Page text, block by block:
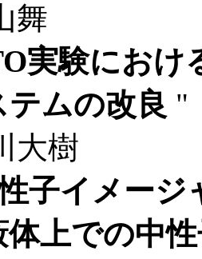
舞
実験におけ
テムの改良 "
大樹
子イメージ
体上での中